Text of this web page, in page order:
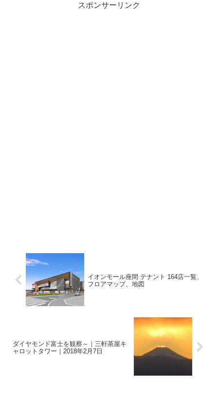
スポンサーリンク
イオンモール座間 テナント 164店一覧、
フロアマップ、地図
ダイヤモンド富士を観察～｜三軒茶屋キ
ャロットタワー｜2018年2月7日